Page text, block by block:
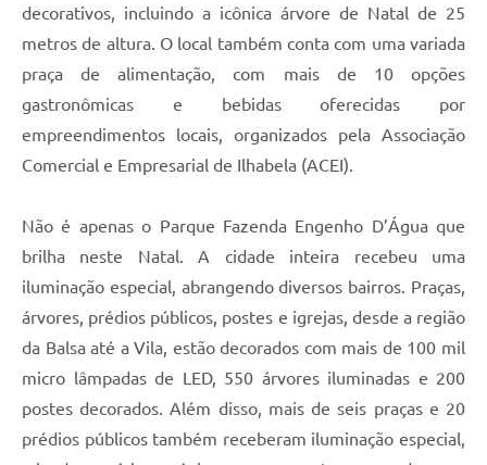
decorativos, incluindo a icônica árvore de Natal de 25
metros de altura. O local também conta com uma variada
praça de alimentação, com mais de 10 opções
gastronômicas e bebidas oferecidas por
empreendimentos locais, organizados pela Associação
Comercial e Empresarial de Ilhabela (ACEI).
Não é apenas o Parque Fazenda Engenho D’Água que
brilha neste Natal. A cidade inteira recebeu uma
iluminação especial, abrangendo diversos bairros. Praças,
árvores, prédios públicos, postes e igrejas, desde a região
da Balsa até a Vila, estão decorados com mais de 100 mil
micro lâmpadas de LED, 550 árvores iluminadas e 200
postes decorados. Além disso, mais de seis praças e 20
prédios públicos também receberam iluminação especial,